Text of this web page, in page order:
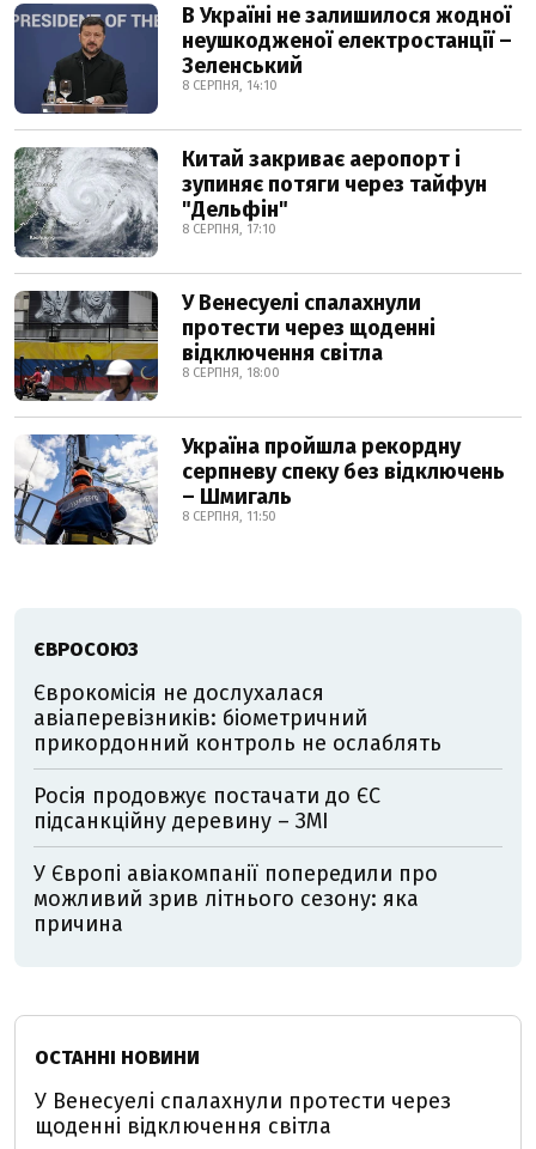
В Україні не залишилося жодної
неушкодженої електростанції –
Зеленський
8 СЕРПНЯ, 14:10
Китай закриває аеропорт і
зупиняє потяги через тайфун
"Дельфін"
8 СЕРПНЯ, 17:10
У Венесуелі спалахнули
протести через щоденні
відключення світла
8 СЕРПНЯ, 18:00
Україна пройшла рекордну
серпневу спеку без відключень
– Шмигаль
8 СЕРПНЯ, 11:50
ЄВРОСОЮЗ
Єврокомісія не дослухалася
авіаперевізників: біометричний
прикордонний контроль не ослаблять
Росія продовжує постачати до ЄС
підсанкційну деревину – ЗМІ
У Європі авіакомпанії попередили про
можливий зрив літнього сезону: яка
причина
ОСТАННІ НОВИНИ
У Венесуелі спалахнули протести через
щоденні відключення світла